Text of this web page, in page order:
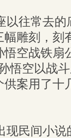
以往常去
幅雕刻，
悟空战铁扇
悟空以战
供案用了十
现民间小